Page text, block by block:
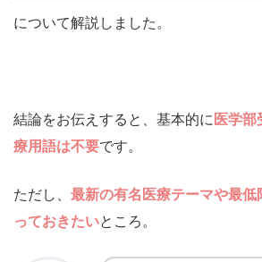
について解説しました。
結論をお伝えすると、基本的に 医学部
療用語は不要です。
ただし、 最新の有名医療テーマや最低
っておきたいところ。